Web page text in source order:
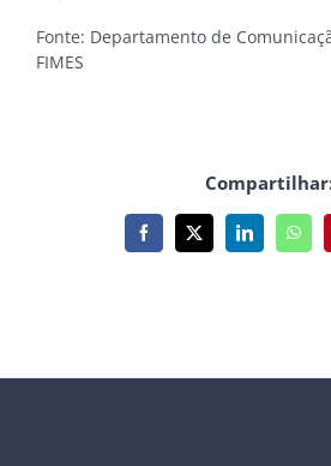
Fonte: Departamento de
FIMES
Facebook
X LinkedIn